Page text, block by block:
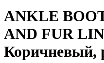
ANKLE
AND FUR
Коричневый,